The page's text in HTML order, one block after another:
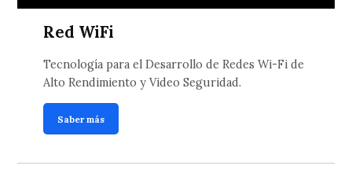
Red WiFi
Tecnología para el Desarrollo de Redes Wi-Fi de
Alto Rendimiento y Video Seguridad.
Saber más